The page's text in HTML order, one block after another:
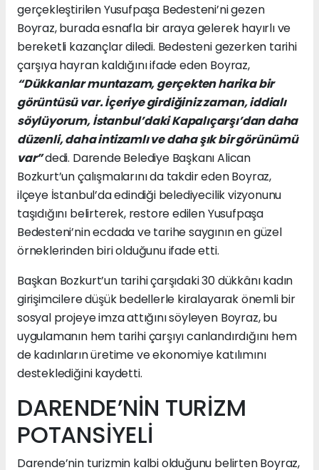
gerçekleştirilen Yusufpaşa Bedesteni’ni gezen
Boyraz, burada esnafla bir araya gelerek hayırlı ve
bereketli kazançlar diledi. Bedesteni gezerken tarihi
çarşıya hayran kaldığını ifade eden Boyraz,
“Dükkanlar muntazam, gerçekten harika bir
görüntüsü var. İçeriye girdiğiniz zaman, iddialı
söylüyorum, İstanbul’daki Kapalıçarşı’dan daha
düzenli, daha intizamlı ve daha şık bir görünümü
var”dedi. Darende Belediye Başkanı Alican
Bozkurt’un çalışmalarını da takdir eden Boyraz,
ilçeye İstanbul’da edindiği belediyecilik vizyonunu
taşıdığını belirterek, restore edilen Yusufpaşa
Bedesteni’nin ecdada ve tarihe saygının en güzel
örneklerinden biri olduğunu ifade etti.
Başkan Bozkurt’un tarihi çarşıdaki 30 dükkânı kadın
girişimcilere düşük bedellerle kiralayarak önemli bir
sosyal projeye imza attığını söyleyen Boyraz, bu
uygulamanın hem tarihi çarşıyı canlandırdığını hem
de kadınların üretime ve ekonomiye katılımını
desteklediğini kaydetti.
DARENDE’NİN TURİZM
POTANSİYELİ
Darende’nin turizmin kalbi olduğunu belirten Boyraz,